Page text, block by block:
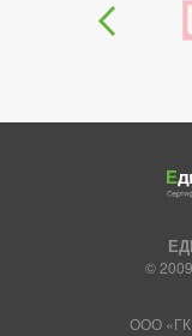
©
ООО «ГК